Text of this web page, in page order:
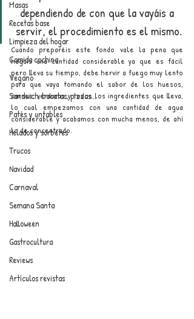
Masas
Recetas base
Limpieza del hogar
Comida cochina
Vegano
Sandwich, bocatas, pizzas...
Patés y untables
Helados y sorbetes
Trucos
Navidad
Carnaval
Semana Santa
Halloween
Gastrocultura
Reviews
Artículos revistas
dependiendo de con que la vayáis a
servir, el procedimiento es el mismo.
Cuando preparéis este fondo vale la pena que
hagáis una cantidad considerable ya que es fácil
pero lleva su tiempo, debe hervir a fuego muy lento
para que vaya tomando el sabor de los huesos,
carnes, verduras y todos los ingredientes que lleva,
lo cual empezamos con una cantidad de agua
considerable y acabamos con mucha menos, de ahí
lo de concentrado.